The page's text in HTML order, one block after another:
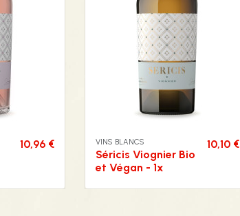
10,96 € VINS BLANCS
Séricis Viognier Bio
et Végan - 1x
10,10 €